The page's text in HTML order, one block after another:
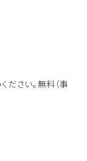
ださい。無料（事